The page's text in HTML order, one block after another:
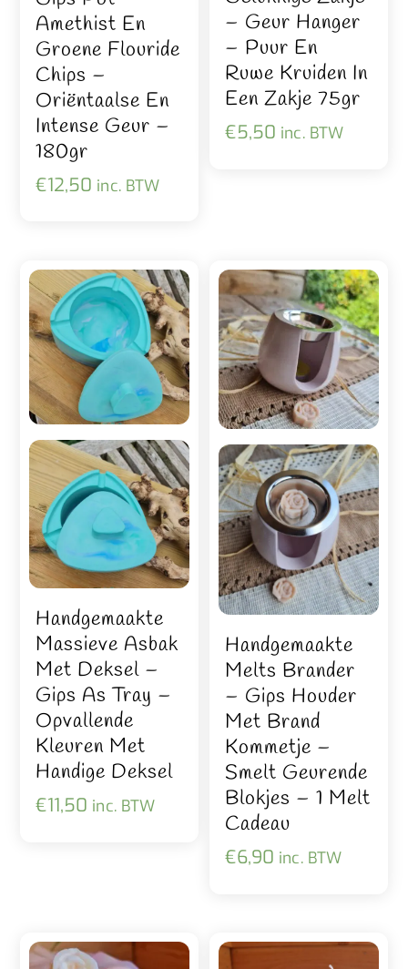
Amethist En
Groene Flouride
Chips –
Oriëntaalse En
Intense Geur –
180gr
€12,50 inc. BTW
– Geur Hanger
– Puur En
Ruwe Kruiden In
Een Zakje 75gr
€5,50 inc. BTW
Handgemaakte
Massieve Asbak
Met Deksel –
Gips As Tray –
Opvallende
Kleuren Met
Handige Deksel
€11,50 inc. BTW
Handgemaakte
Melts Brander
– Gips Houder
Met Brand
Kommetje –
Smelt Geurende
Blokjes – 1 Melt
Cadeau
€6,90 inc. BTW